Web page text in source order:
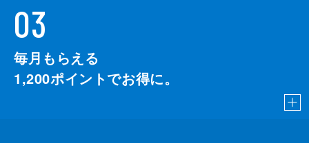
03
毎月もらえる
1,200ポイントでお得に。